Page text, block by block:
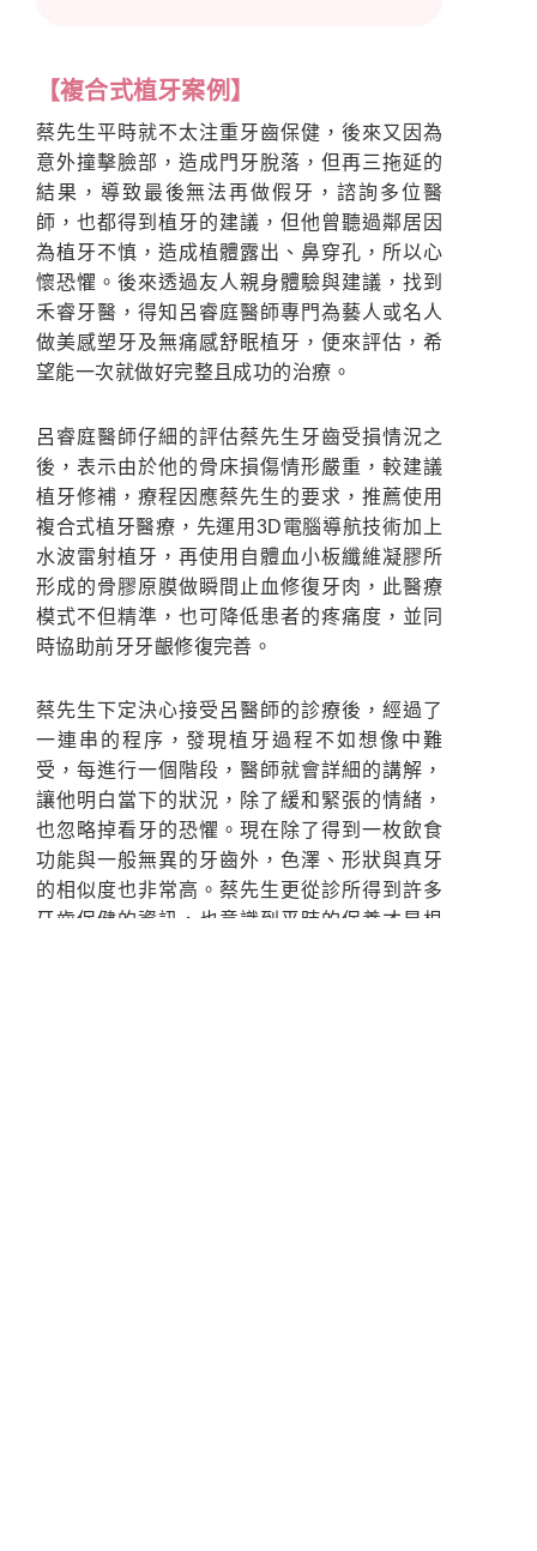
【複合式植牙案例】
蔡先生平時就不太注重牙齒保健，後來又因為
意外撞擊臉部，造成門牙脫落，但再三拖延的
結果，導致最後無法再做假牙，諮詢多位醫
師，也都得到植牙的建議，但他曾聽過鄰居因
為植牙不慎，造成植體露出、鼻穿孔，所以心
懷恐懼。後來透過友人親身體驗與建議，找到
禾睿牙醫，得知呂睿庭醫師專門為藝人或名人
做美感塑牙及無痛感舒眠植牙，便來評估，希
望能一次就做好完整且成功的治療。
呂睿庭醫師仔細的評估蔡先生牙齒受損情況之
後，表示由於他的骨床損傷情形嚴重，較建議
植牙修補，療程因應蔡先生的要求，推薦使用
複合式植牙醫療，先運用3D電腦導航技術加上
水波雷射植牙，再使用自體血小板纖維凝膠所
形成的骨膠原膜做瞬間止血修復牙肉，此醫療
模式不但精準，也可降低患者的疼痛度，並同
時協助前牙牙齦修復完善。
蔡先生下定決心接受呂醫師的診療後，經過了
一連串的程序，發現植牙過程不如想像中難
受，每進行一個階段，醫師就會詳細的講解，
讓他明白當下的狀況，除了緩和緊張的情緒，
也忽略掉看牙的恐懼。現在除了得到一枚飲食
功能與一般無異的牙齒外，色澤、形狀與真牙
的相似度也非常高。蔡先生更從診所得到許多
牙齒保健的資訊，也意識到平時的保養才是根